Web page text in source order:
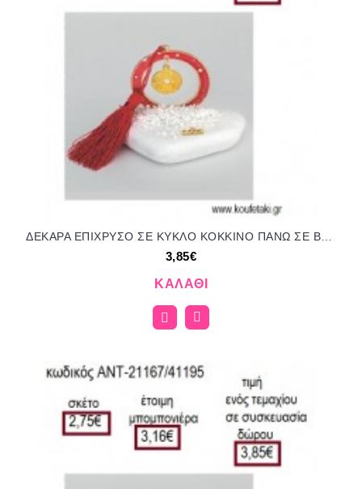
ΔΕΚΑΡΑ ΕΠΙΧΡΥΣΟ ΣΕ ΚΥΚΛΟ ΚΟΚΚΙΝΟ ΠΑΝΩ ΣΕ ΒΟΤΣΑΛΟ για γούρι δώρο ΑΝΤ-21167/41195 3.85€!!!
3,85€
ΚΑΛΆΘΙ